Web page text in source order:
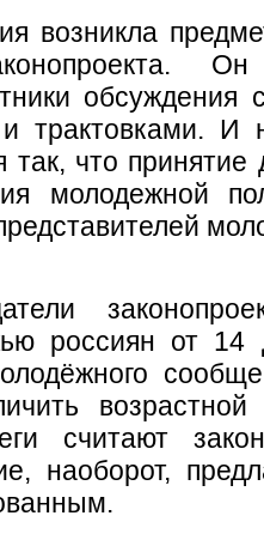
возникла
обсуждения
трактовками. И
так, что принятие
молодежной
россиян от 14
считают
наоборот,